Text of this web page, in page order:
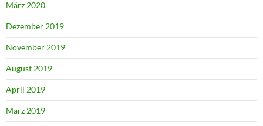
März 2020
Dezember 2019
November 2019
August 2019
April 2019
März 2019